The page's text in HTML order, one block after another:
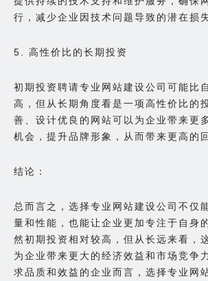
行，减少企业因技术问题导致的潜在损
5. 高性价比的长期投资
初期投资聘请专业网站建设公司可能比
高，但从长期角度看是一项高性价比的
善、设计优良的网站可以为企业带来更
机会，提升品牌形象，从而带来更高的
结论：
总而言之，选择专业网站建设公司不仅
量和性能，也能让企业更加专注于自身
然初期投资相对较高，但从长远来看，
为企业带来更大的经济效益和市场竞争
求品质和效益的企业而言，选择专业网